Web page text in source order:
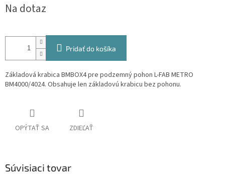
cena:
Na dotaz
Pridať do košíka
Základová krabica BMBOX4 pre podzemný pohon L-FAB METRO
BM4000/4024. Obsahuje len základovú krabicu bez pohonu.
OPÝTAŤ SA ZDIEĽAŤ
Súvisiaci tovar